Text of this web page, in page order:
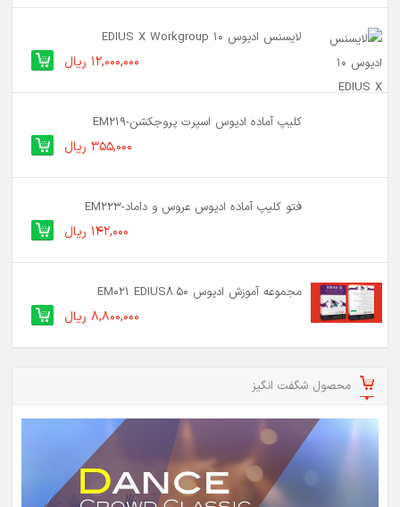
لایسنس ادیوس 10 EDIUS X Workgroup
12,000,000 ریال
کلیپ آماده ادیوس اسپرت پروجکشن-EM219
355,000 ریال
فتو کلیپ آماده ادیوس عروس و داماد-EM223
142,000 ریال
مجموعه آموزش ادیوس EM021 EDIUS8.50
8,800,000 ریال
محصول شگفت انگیز